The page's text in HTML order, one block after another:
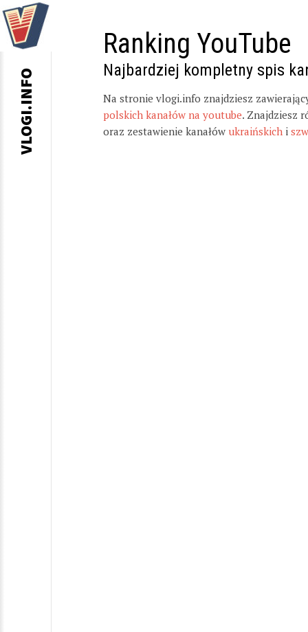
Ranking YouTube
Najbardziej kompletny spis
Na stronie vlogi.info znajdziesz
polskich kanałów na youtube. Znajdziesz
oraz zestawienie kanałów ukraińskich i
VLOGI.INFO